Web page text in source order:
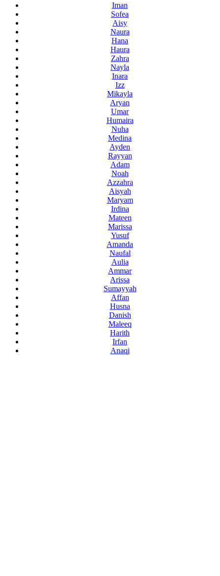
Iman
Sofea
Aisy
Naura
Hana
Haura
Zahra
Nayla
Inara
Izz
Mikayla
Aryan
Umar
Humaira
Nuha
Medina
Ayden
Rayyan
Adam
Noah
Azzahra
Aisyah
Maryam
Irdina
Mateen
Marissa
Yusuf
Amanda
Naufal
Aulia
Ammar
Arissa
Sumayyah
Affan
Husna
Danish
Maleeq
Harith
Irfan
Anaqi